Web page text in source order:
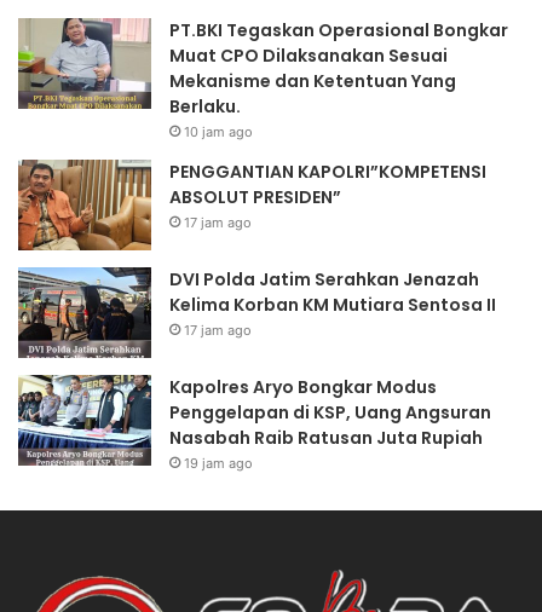
PT.BKI Tegaskan Operasional Bongkar
Muat CPO Dilaksanakan Sesuai
Mekanisme dan Ketentuan Yang
Berlaku.
10 jam ago
PENGGANTIAN KAPOLRI”KOMPETENSI
ABSOLUT PRESIDEN”
17 jam ago
DVI Polda Jatim Serahkan Jenazah
Kelima Korban KM Mutiara Sentosa II
17 jam ago
Kapolres Aryo Bongkar Modus
Penggelapan di KSP, Uang Angsuran
Nasabah Raib Ratusan Juta Rupiah
19 jam ago